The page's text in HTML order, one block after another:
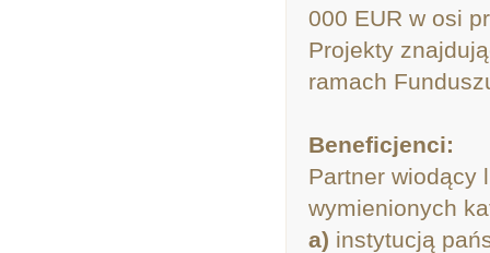
000 EUR w osi
Projekty
ramach
Beneficjenci:
Partner wiodący
wymienionych
a) instytucją